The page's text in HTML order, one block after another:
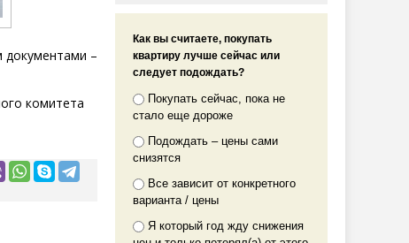
–
комитета
Как вы считаете, покупать
квартиру лучше сейчас или
следует подождать?
Покупать сейчас, пока не
стало еще дороже
Подождать – цены сами
снизятся
Все зависит от конкретного
варианта / цены
Я который год жду снижения